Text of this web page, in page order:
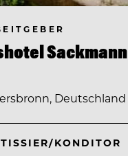
Sackmann
Deutschland
KONDITOR